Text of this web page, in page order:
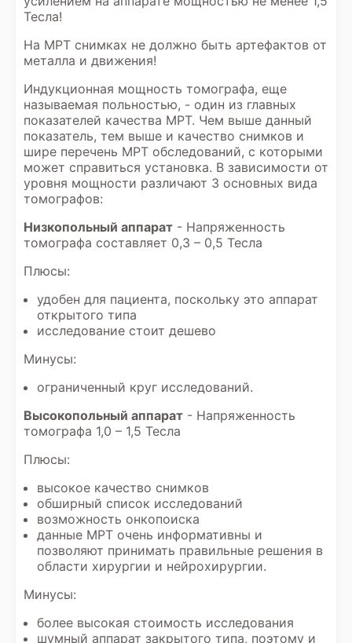
Тесла!
На МРТ снимках не должно быть артефактов от
металла и движения!
Индукционная мощность томографа, еще
называемая польностью, - один из главных
показателей качества МРТ. Чем выше данный
показатель, тем выше и качество снимков и
шире перечень МРТ обследований, с которыми
может справиться установка. В зависимости от
уровня мощности различают 3 основных вида
томографов:
Низкопольный аппарат - Напряженность
томографа составляет 0,3 – 0,5 Тесла
Плюсы:
удобен для пациента, поскольку это аппарат
открытого типа
исследование стоит дешево
Минусы:
ограниченный круг исследований.
Высокопольный аппарат - Напряженность
томографа 1,0 – 1,5 Тесла
Плюсы:
высокое качество снимков
обширный список исследований
возможность онкопоиска
данные МРТ очень информативны и
позволяют принимать правильные решения в
области хирургии и нейрохирургии.
Минусы:
более высокая стоимость исследования
шумный аппарат закрытого типа, поэтому и